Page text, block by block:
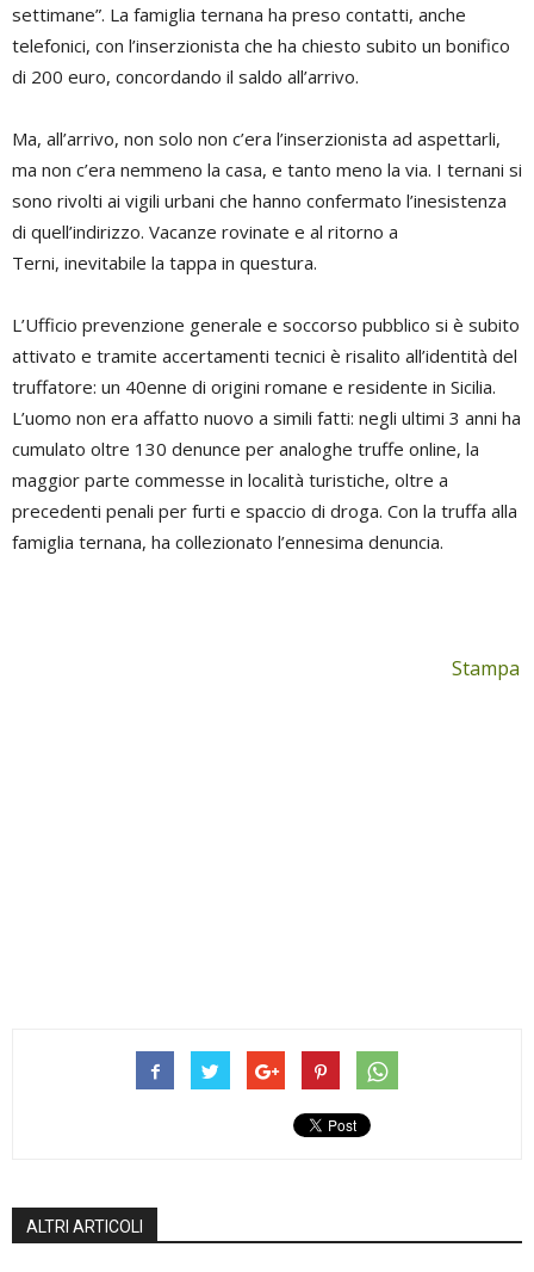
settimane”. La famiglia ternana ha preso contatti, anche
telefonici, con l’inserzionista che ha chiesto subito un bonifico
di 200 euro, concordando il saldo all’arrivo.
Ma, all’arrivo, non solo non c’era l’inserzionista ad aspettarli,
ma non c’era nemmeno la casa, e tanto meno la via. I ternani si
sono rivolti ai vigili urbani che hanno confermato l’inesistenza
di quell’indirizzo. Vacanze rovinate e al ritorno a
Terni, inevitabile la tappa in questura.
L’Ufficio prevenzione generale e soccorso pubblico si è subito
attivato e tramite accertamenti tecnici è risalito all’identità del
truffatore: un 40enne di origini romane e residente in Sicilia.
L’uomo non era affatto nuovo a simili fatti: negli ultimi 3 anni ha
cumulato oltre 130 denunce per analoghe truffe online, la
maggior parte commesse in località turistiche, oltre a
precedenti penali per furti e spaccio di droga. Con la truffa alla
famiglia ternana, ha collezionato l’ennesima denuncia.
Stampa
ALTRI ARTICOLI